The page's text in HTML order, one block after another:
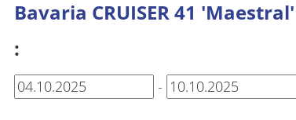
Bavaria CRUISER 41 'Maestral'
:
-